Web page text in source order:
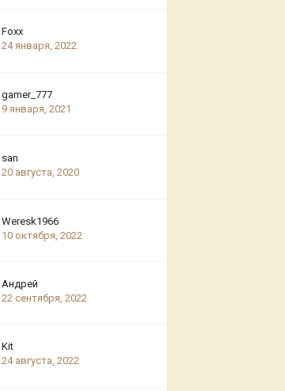
Foxx
24 января, 2022
gamer_777
9 января, 2021
san
20 августа, 2020
Weresk1966
10 октября, 2022
Андрей
22 сентября, 2022
Kit
24 августа, 2022